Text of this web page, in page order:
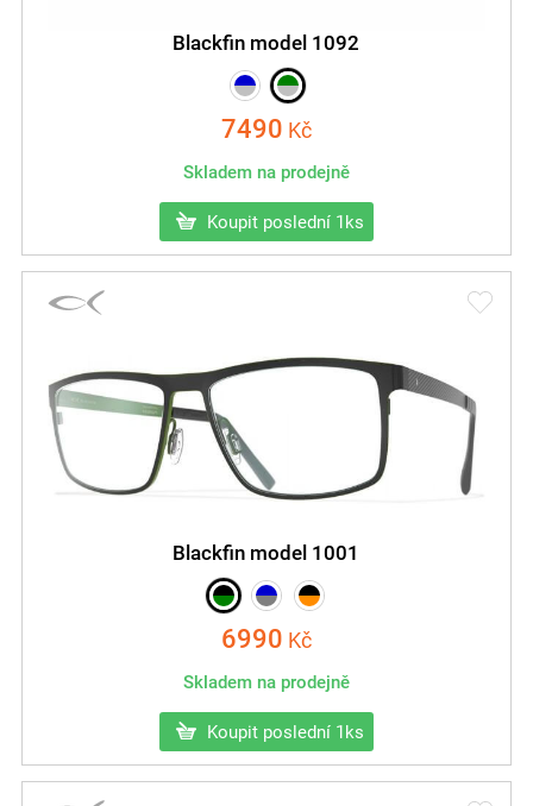
Blackfin model 1092
7490 Kč
Skladem na prodejně
Koupit poslední 1ks
Blackfin model 1001
6990 Kč
Skladem na prodejně
Koupit poslední 1ks